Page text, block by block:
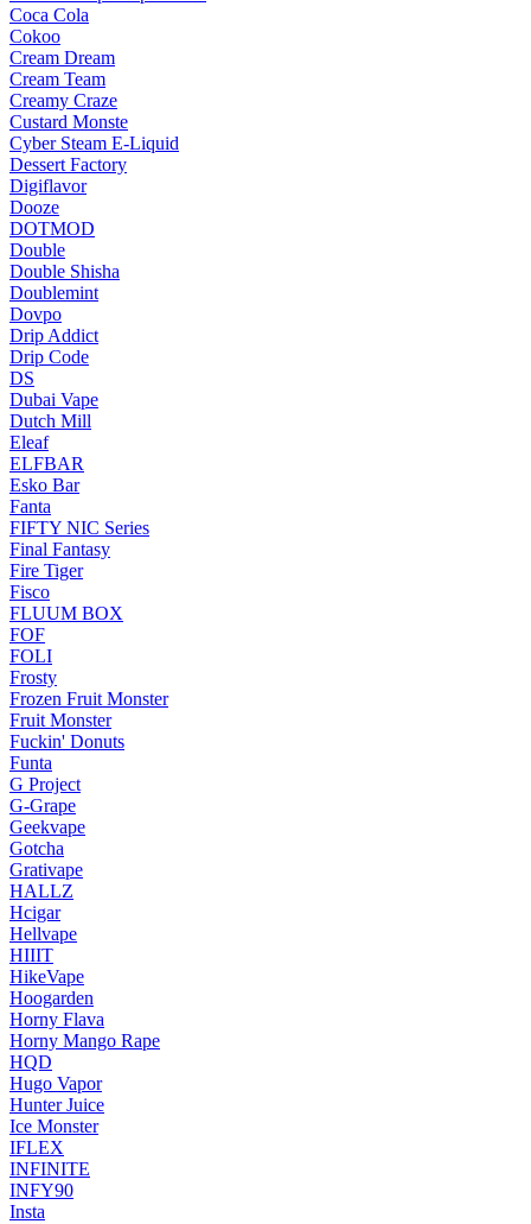
Coca Cola
Cokoo
Cream Dream
Cream Team
Creamy Craze
Custard Monste
Cyber Steam E-Liquid
Dessert Factory
Digiflavor
Dooze
DOTMOD
Double
Double Shisha
Doublemint
Dovpo
Drip Addict
Drip Code
DS
Dubai Vape
Dutch Mill
Eleaf
ELFBAR
Esko Bar
Fanta
FIFTY NIC Series
Final Fantasy
Fire Tiger
Fisco
FLUUM BOX
FOF
FOLI
Frosty
Frozen Fruit Monster
Fruit Monster
Fuckin' Donuts
Funta
G Project
G-Grape
Geekvape
Gotcha
Grativape
HALLZ
Hcigar
Hellvape
HIIIT
HikeVape
Hoogarden
Horny Flava
Horny Mango Rape
HQD
Hugo Vapor
Hunter Juice
Ice Monster
IFLEX
INFINITE
INFY90
Insta